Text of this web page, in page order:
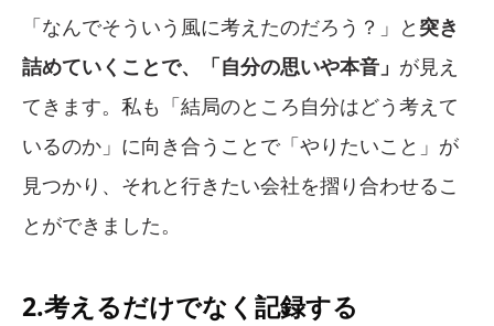
「なんでそういう風に考えたのだろう？」と 突き
詰めていくことで、「自分の思いや本音」 が見え
てきます。私も「結局のところ自分はどう考えて
いるのか」に向き合うことで「やりたいこと」が
見つかり、それと行きたい会社を摺り合わせるこ
とができました。
2.考えるだけでなく記録する